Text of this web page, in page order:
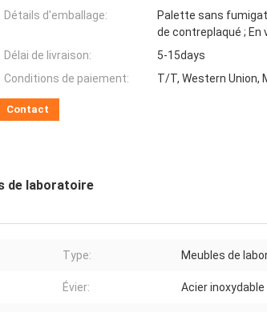
Détails d'emballage:
Palette sans
de contreplaqué ; En
Délai de livraison:
5-15days
Conditions de paiement:
T/T, Western Union,
Contact
de laboratoire
Type: Meubles de
Évier: Acier inoxydable